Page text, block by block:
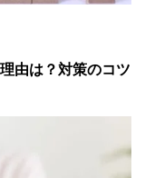
由は？対策のコツ